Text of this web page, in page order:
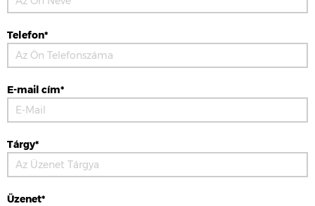
Telefon*
E-mail cím*
Tárgy*
Üzenet*